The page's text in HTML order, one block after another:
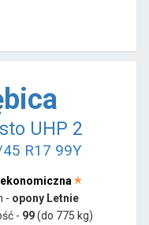
UHP 2
R17 99Y
ekonomiczna
- opony Letnie
- 99(do 775 kg)